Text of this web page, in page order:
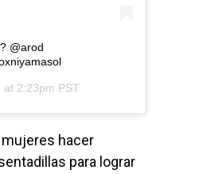
@arod
2:23pm PST
mujeres hacer
para lograr